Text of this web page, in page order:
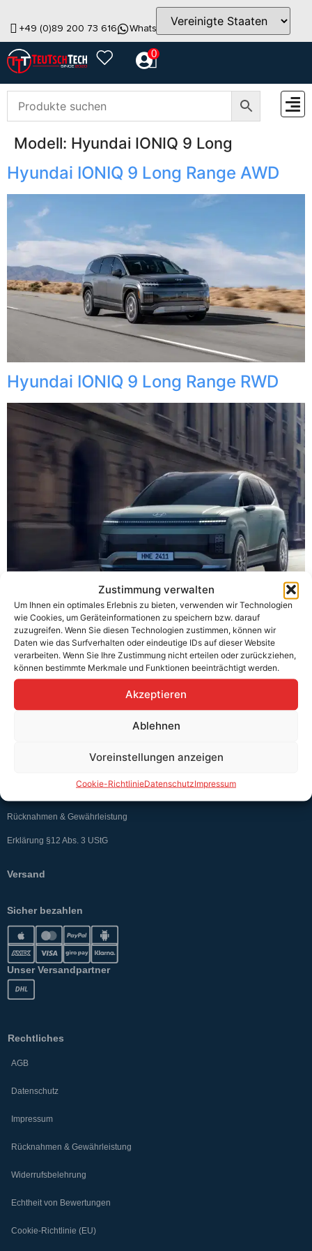
Zustimmung verwalten
Um Ihnen ein optimales Erlebnis zu bieten, verwenden wir Technologien
wie Cookies, um Geräteinformationen zu speichern bzw. darauf
zuzugreifen. Wenn Sie diesen Technologien zustimmen, können wir
Daten wie das Surfverhalten oder eindeutige IDs auf dieser Website
verarbeiten. Wenn Sie Ihre Zustimmung nicht erteilen oder zurückziehen,
können bestimmte Merkmale und Funktionen beeinträchtigt werden.
Akzeptieren
Ablehnen
Voreinstellungen anzeigen
Cookie-RichtlinieDatenschutzImpressum
+49 (0)89 200 73 616 WhatsApp info@teutschtech.com
0
Modell: Hyundai IONIQ 9 Long
Hyundai IONIQ 9 Long Range AWD
Hyundai IONIQ 9 Long Range RWD
Teutschtech ist ein Komplettanbieter im Bereich der E-Mobilität und
erneuerbaren Energien. Auf unserer Homepage findest du eine ausführliche
Übersicht über unsere Produkte und Dienstleistungen.
Rücknahmen & Gewährleistung
Erklärung §12 Abs. 3 UStG
Versand
Sicher bezahlen
Unser Versandpartner
Rechtliches
AGB
Datenschutz
Impressum
Rücknahmen & Gewährleistung
Widerrufsbelehrung
Echtheit von Bewertungen
Cookie-Richtlinie (EU)